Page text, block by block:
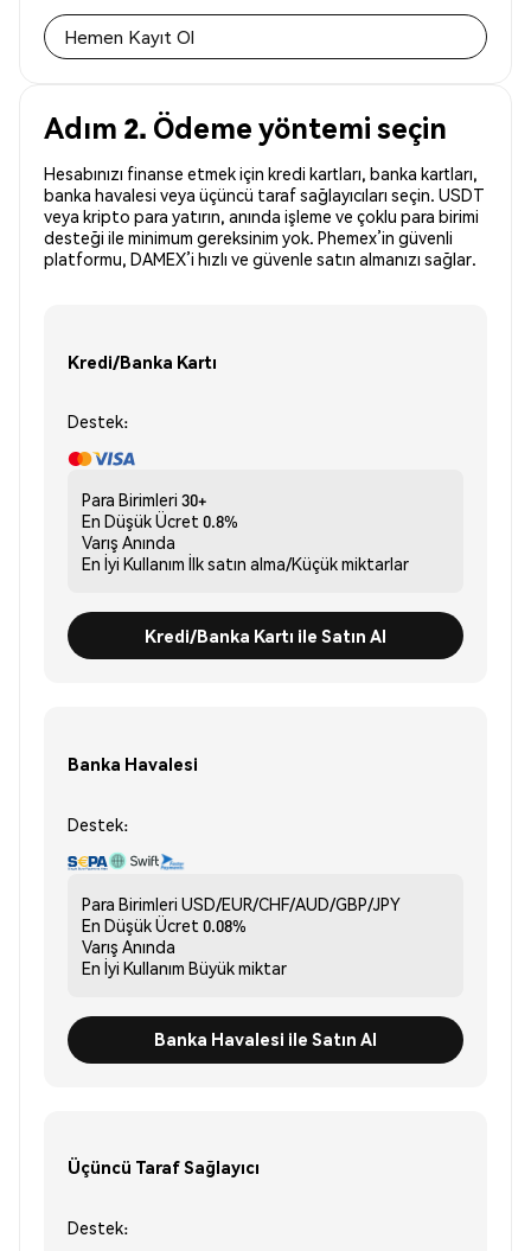
Hemen Kayıt Ol
Adım 2. Ödeme yöntemi seçin
Hesabınızı finanse etmek için kredi kartları, banka kartları,
banka havalesi veya üçüncü taraf sağlayıcıları seçin. USDT
veya kripto para yatırın, anında işleme ve çoklu para birimi
desteği ile minimum gereksinim yok. Phemex’in güvenli
platformu, DAMEX’i hızlı ve güvenle satın almanızı sağlar.
Kredi/Banka Kartı
Destek:
Para Birimleri 30+
En Düşük Ücret 0.8%
Varış Anında
En İyi Kullanım İlk satın alma/Küçük miktarlar
Kredi/Banka Kartı ile Satın Al
Banka Havalesi
Destek:
Para Birimleri USD/EUR/CHF/AUD/GBP/JPY
En Düşük Ücret 0.08%
Varış Anında
En İyi Kullanım Büyük miktar
Banka Havalesi ile Satın Al
Üçüncü Taraf Sağlayıcı
Destek: